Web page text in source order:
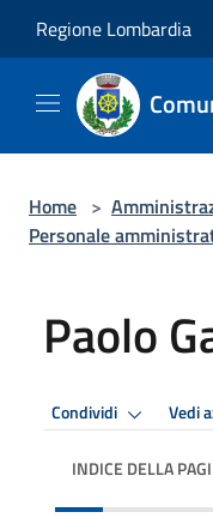
Regione Lombardia
Home >
Personale
Paolo
Condividi Vedi
INDICE DELLA